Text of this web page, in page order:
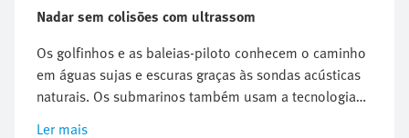
Nadar sem colisões com ultrassom
Os golfinhos e as baleias-piloto conhecem o caminho
em águas sujas e escuras graças às sondas acústicas
naturais. Os submarinos também usam a tecnologia
Ler mais